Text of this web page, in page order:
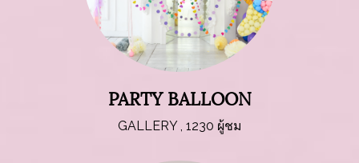
PARTY BALLOON
GALLERY, 1230 ผู้ชม